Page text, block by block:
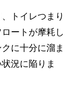
トイレつまり
ートが摩耗し
に十分に溜ま
況に陥りま